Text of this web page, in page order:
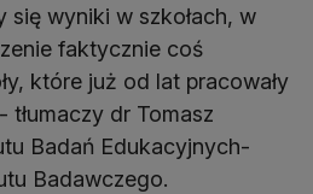
się wyniki w szkołach, w
faktycznie coś
które już od lat pracowały
dr Tomasz
Badań Edukacyjnych-
Badawczego.